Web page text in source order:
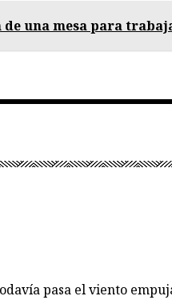
una mesa para
pasa el viento